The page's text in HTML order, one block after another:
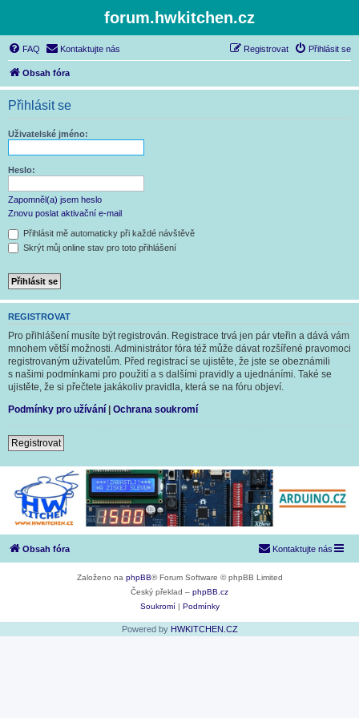
forum.hwkitchen.cz
FAQ Kontaktujte nás Přihlásit se
Registrovat
Obsah fóra
Přihlásit se
Uživatelské jméno:
Heslo:
Zapomněl(a) jsem heslo
Znovu poslat aktivační e-mail
Přihlásit mě automaticky při každé návštěvě
Skrýt můj online stav pro toto přihlášení
REGISTROVAT
Pro přihlášení musíte být registrován. Registrace trvá jen pár vteřin a dává vám
mnohem větší možnosti. Administrátor fóra též může dávat rozšířené pravomoci
registrovaným uživatelům. Před registrací se ujistěte, že jste se obeznámili
s našimi podmínkami pro použití a s dalšími pravidly a ujednáními. Také se
ujistěte, že si přečtete jakákoliv pravidla, která se na fóru objeví.
Podmínky pro užívání | Ochrana soukromí
Registrovat
Obsah fóra Kontaktujte nás
Založeno na phpBB® Forum Software © phpBB Limited
Český překlad – phpBB.cz
Soukromí| Podmínky
Powered by HWKITCHEN.CZ